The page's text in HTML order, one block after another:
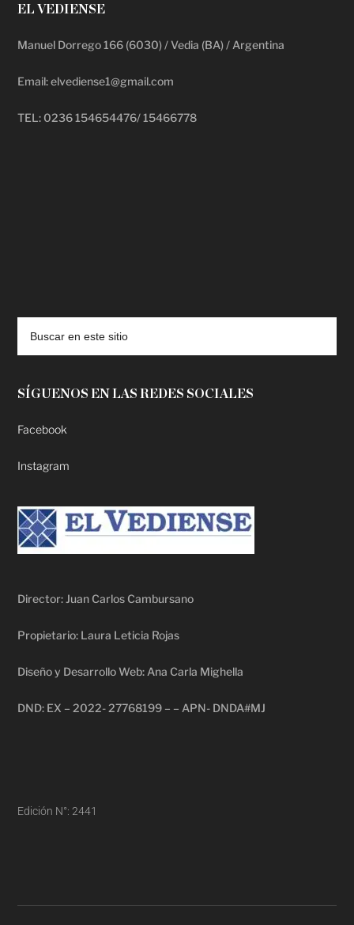
EL VEDIENSE
Manuel Dorrego 166 (6030) / Vedia (BA) / Argentina
Email: elvediense1@gmail.com
TEL: 0236 154654476/ 15466778
SÍGUENOS EN LAS REDES SOCIALES
Facebook
Instagram
Director: Juan Carlos Cambursano
Propietario: Laura Leticia Rojas
Diseño y Desarrollo Web: Ana Carla Mighella
DND: EX – 2022- 27768199 – – APN- DNDA#MJ
Edición N°: 2441